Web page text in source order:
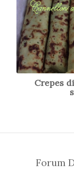
Crepes
Forum